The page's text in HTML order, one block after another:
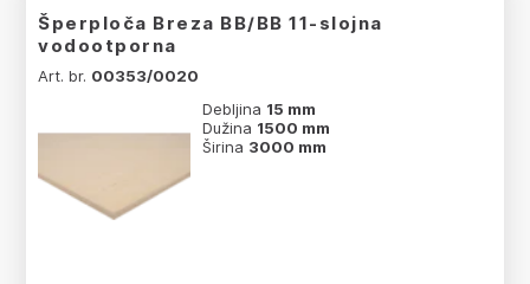
Šperploča Breza BB/BB 11-slojna
vodootporna
Art. br. 00353/0020
Debljina 15 mm
Dužina 1500 mm
Širina 3000 mm